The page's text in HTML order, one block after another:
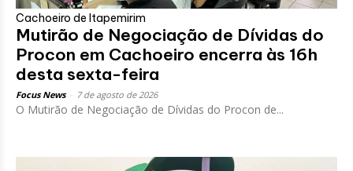
Cachoeiro de Itapemirim
Mutirão de Negociação de Dívidas do
Procon em Cachoeiro encerra às 16h
desta sexta-feira
Focus News 7 de agosto de 2026
O Mutirão de Negociação de Dívidas do Procon de...